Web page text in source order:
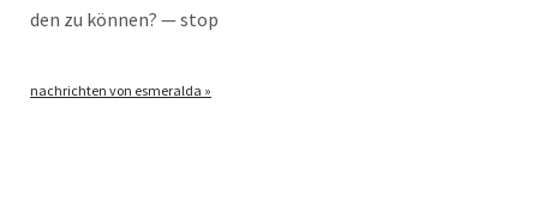
den zu kön­nen? — stop
nach­rich­ten von esmeralda »